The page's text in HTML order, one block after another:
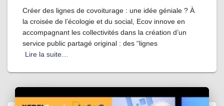
Créer des lignes de covoiturage : une idée géniale ? À
la croisée de l’écologie et du social, Ecov innove en
accompagnant les collectivités dans la création d’un
service public partagé original : des “lignes
Lire la suite…